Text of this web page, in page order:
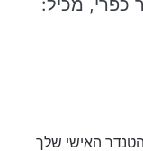
האישי שלך